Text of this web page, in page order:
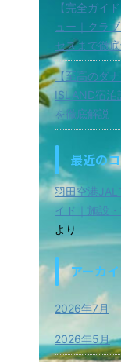
【完全ガイ
ュー｜クラ
セスまで徹
【至高のダ
ISLAND宿泊
を徹底解説
最近の
羽田空港JAL
イド｜施設
より
アーカ
2026年7月
2026年5月